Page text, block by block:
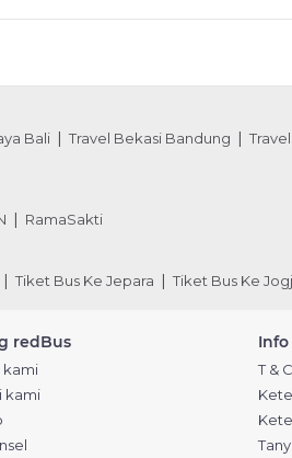
Bali Travel Bekasi Bandung
RamaSakti
Tiket Bus Ke Jepara Tiket Bus Ke
redBus
kami
kami
Info
T & C